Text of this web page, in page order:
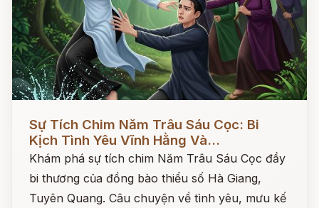
Sự Tích Chim Năm Trâu Sáu Cọc: Bi
Kịch Tình Yêu Vĩnh Hằng Và...
Khám phá sự tích chim Năm Trâu Sáu Cọc đầy
bi thương của đồng bào thiểu số Hà Giang,
Tuyên Quang. Câu chuyện về tình yêu, mưu kế